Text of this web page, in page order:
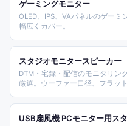
ゲーミングモニター
OLED、IPS、VAパネルのゲー
幅広くカバー。
スタジオモニタースピーカー
DTM・宅録・配信のモニタリン
厳選。ウーファー口径、フラッ
USB扇風機 PCモニター用ス